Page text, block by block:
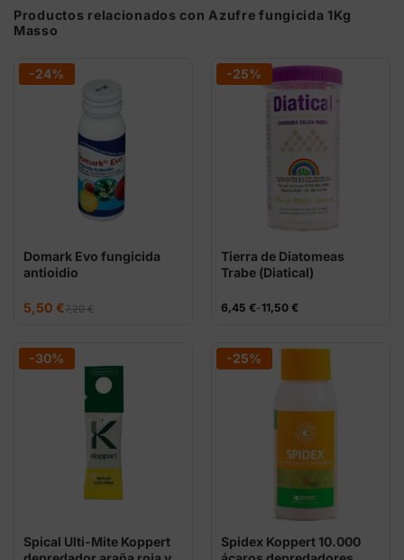
Productos relacionados con Azufre fungicida 1Kg
Masso
-24%
Domark Evo fungicida
antioidio
7,20€
El
precio
7,20 €.
5,50 €
El
precio
5,50 €.
-25%
Tierra de Diatomeas
Trabe (Diatical)
6,45 €-11,50 €
Rango
de
6,45 €
hasta
11,50 €
-30%
Spical Ulti-Mite Koppert
-25%
Spidex Koppert 10.000